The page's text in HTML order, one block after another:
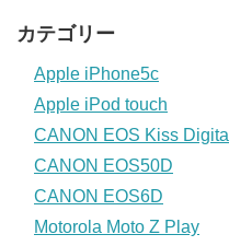
カテゴリー
Apple iPhone5c
Apple iPod touch
CANON EOS Kiss Digital
CANON EOS50D
CANON EOS6D
Motorola Moto Z Play